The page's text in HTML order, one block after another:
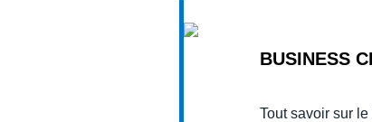
BUSINESS
Tout savoir sur